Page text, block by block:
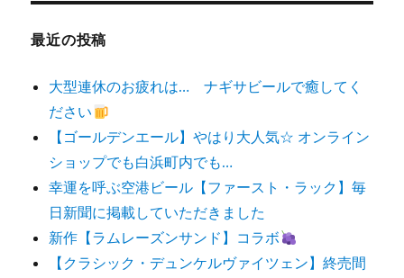
最近の投稿
大型連休のお疲れは… ナギサビールで癒してく
ださい
【ゴールデンエール】やはり大人気☆ オンライン
ショップでも白浜町内でも…
幸運を呼ぶ空港ビール【ファースト・ラック】毎
日新聞に掲載していただきました
新作【ラムレーズンサンド】コラボ
【クラシック・デュンケルヴァイツェン】終売間